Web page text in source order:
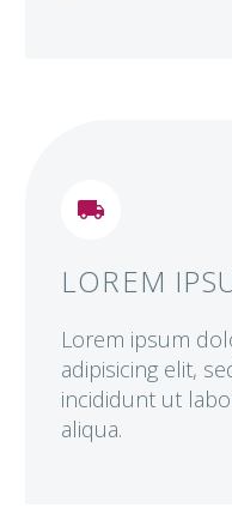


LOREM
Lorem ipsum
adipisicing elit,
incididunt ut
aliqua.